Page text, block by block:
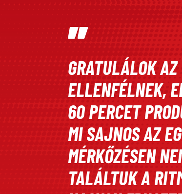
GRATULÁLOK AZ
ELLENFÉLNEK,
60 PERCET
MI SAJNOS AZ
MÉRKŐZÉSEN
TALÁLTUK A